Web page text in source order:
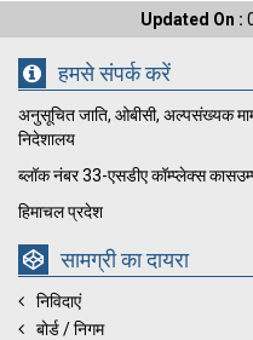
Updated On :
हमसे संपर्क करें
अनुसूचित जाति, ओबीसी, अल्पसंख्यक
निदेशालय
ब्लॉक नंबर 33-एसडीए कॉम्प्लेक्स
हिमाचल प्रदेश
सामग्री का दायरा
निविदाएं
बोर्ड / निगम